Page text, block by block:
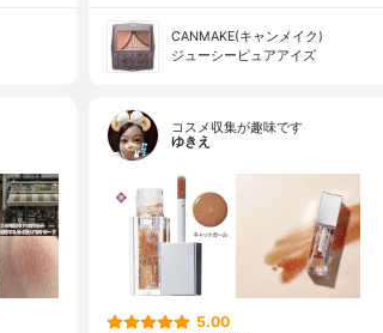
CANMAKE(キャンメイク)
ジューシーピュアアイズ
コスメ収集が趣味です
ゆきえ
5.00